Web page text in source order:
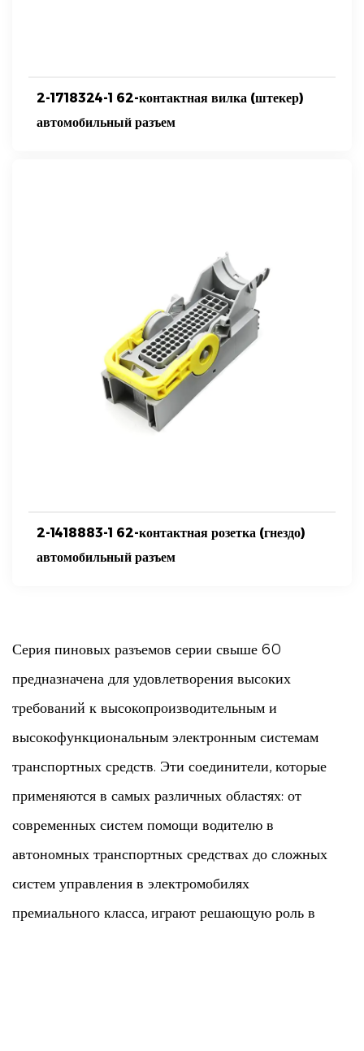
2-1718324-1 62-контактная вилка (штекер)
автомобильный разъем
2-1418883-1 62-контактная розетка (гнездо)
автомобильный разъем
Серия пиновых разъемов серии свыше 60
предназначена для удовлетворения высоких
требований к высокопроизводительным и
высокофункциональным электронным системам
транспортных средств. Эти соединители, которые
применяются в самых различных областях: от
современных систем помощи водителю в
автономных транспортных средствах до сложных
систем управления в электромобилях
премиального класса, играют решающую роль в